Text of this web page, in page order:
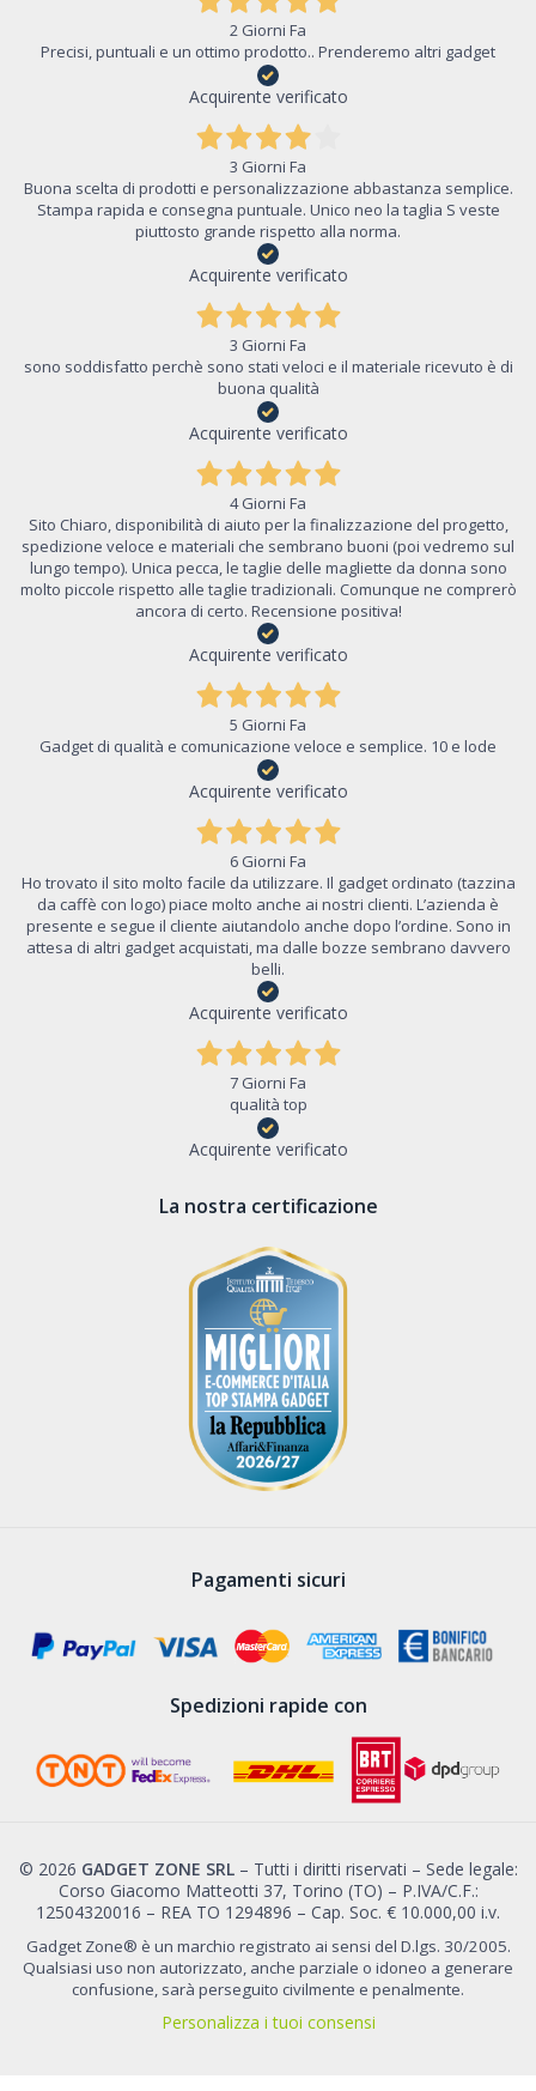
2 Giorni Fa
Precisi, puntuali e un ottimo prodotto.. Prenderemo altri gadget
Acquirente verificato
3 Giorni Fa
Buona scelta di prodotti e personalizzazione abbastanza semplice.
Stampa rapida e consegna puntuale. Unico neo la taglia S veste
piuttosto grande rispetto alla norma.
Acquirente verificato
3 Giorni Fa
sono soddisfatto perchè sono stati veloci e il materiale ricevuto è di
buona qualità
Acquirente verificato
4 Giorni Fa
Sito Chiaro, disponibilità di aiuto per la finalizzazione del progetto,
spedizione veloce e materiali che sembrano buoni (poi vedremo sul
lungo tempo). Unica pecca, le taglie delle magliette da donna sono
molto piccole rispetto alle taglie tradizionali. Comunque ne comprerò
ancora di certo. Recensione positiva!
Acquirente verificato
5 Giorni Fa
Gadget di qualità e comunicazione veloce e semplice. 10 e lode
Acquirente verificato
6 Giorni Fa
Ho trovato il sito molto facile da utilizzare. Il gadget ordinato (tazzina
da caffè con logo) piace molto anche ai nostri clienti. L’azienda è
presente e segue il cliente aiutandolo anche dopo l’ordine. Sono in
attesa di altri gadget acquistati, ma dalle bozze sembrano davvero
belli.
Acquirente verificato
7 Giorni Fa
qualità top
Acquirente verificato
La nostra certificazione
Pagamenti sicuri
Spedizioni rapide con
© 2026 GADGET ZONE SRL– Tutti i diritti riservati – Sede legale:
Corso Giacomo Matteotti 37, Torino (TO) – P.IVA/C.F.:
12504320016 – REA TO 1294896 – Cap. Soc. € 10.000,00 i.v.
Gadget Zone® è un marchio registrato ai sensi del D.lgs. 30/2005.
Qualsiasi uso non autorizzato, anche parziale o idoneo a generare
confusione, sarà perseguito civilmente e penalmente.
Personalizza i tuoi consensi